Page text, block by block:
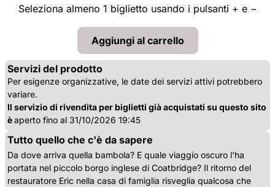
Seleziona almeno 1 biglietto usando i pulsanti + e −
Servizi del prodotto
Per esigenze organizzative, le date dei servizi attivi potrebbero
variare.
Il servizio di rivendita per biglietti già acquistati su questo sito
èaperto fino al 31/10/2026 19:45
Tutto quello che c'è da sapere
Da dove arriva quella bambola? E quale viaggio oscuro l'ha
portata nel piccolo borgo inglese di Coatbridge? Il ritorno del
restauratore Eric nella casa di famiglia risveglia qualcosa che